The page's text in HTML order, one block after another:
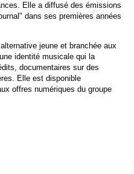
Elle a diffusé des émissions
dans ses premières années
jeune et branchée aux
identité musicale qui la
documentaires sur des
Elle est disponible
offres numériques du groupe